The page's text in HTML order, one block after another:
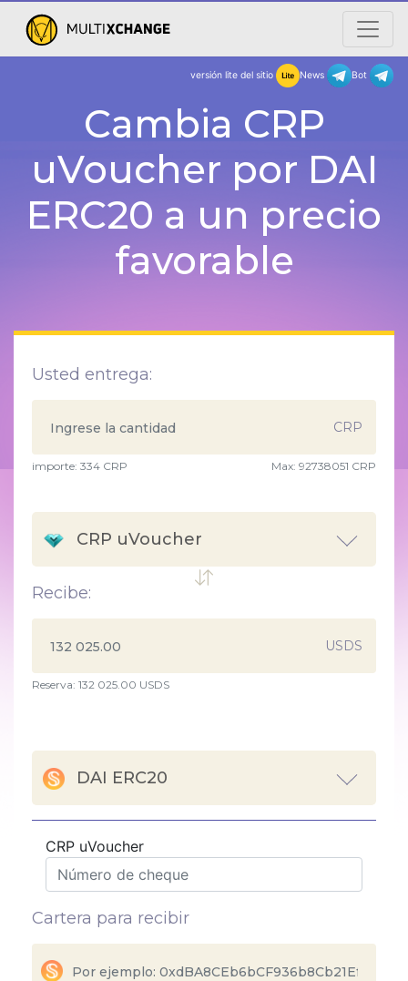
Cambia CRP
uVoucher por DAI
ERC20 a un precio
favorable
Usted entrega:
CRP
importe: 334 CRP Max: 92738051 CRP
CRP uVoucher
Recibe:
USDS
Reserva: 132 025.00 USDS
DAI ERC20
CRP uVoucher
Cartera para recibir